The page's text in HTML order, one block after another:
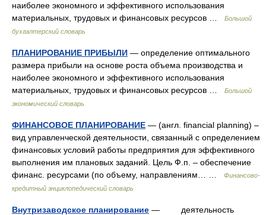
наиболее экономного и эффективного использования
материальных, трудовых и финансовых ресурсов …
Большой
бухгалтерский словарь
ПЛАНИРОВАНИЕ ПРИБЫЛИ — определение оптимального
размера прибыли на основе роста объема производства и
наиболее экономного и эффективного использования
материальных, трудовых и финансовых ресурсов …
Большой
экономический словарь
ФИНАНСОВОЕ ПЛАНИРОВАНИЕ — (англ. financial planning) –
вид управленческой деятельности, связанный с определением
финансовых условий работы предприятия для эффективного
выполнения им плановых заданий. Цель Ф.п. – обеспечение
финанс. ресурсами (по объему, направлениям… …
Финансово-
кредитный энциклопедический словарь
Внутризаводское планирование — деятельность